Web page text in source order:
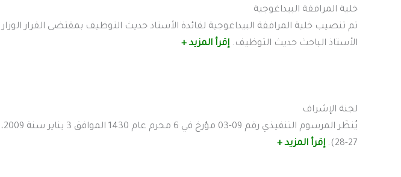
خلية المرافقة البيداغوجية
الأستاذ الباحث حديث التوظيف. إقرأ المزيد +
لجنة الإشراف
27-28).
إقرأ المزيد +